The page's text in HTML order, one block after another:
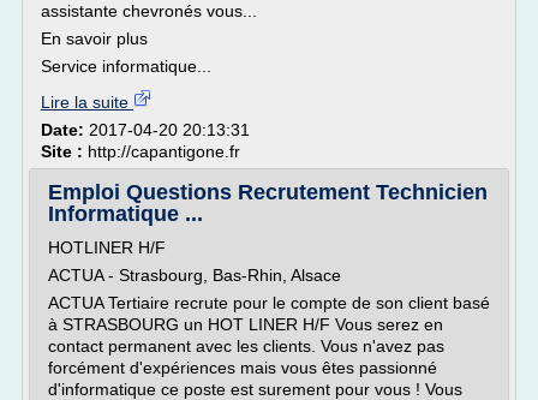
assistante chevronés vous...
En savoir plus
Service informatique...
Lire la suite
Date: 2017-04-20 20:13:31
Site : http://capantigone.fr
Emploi Questions Recrutement Technicien
Informatique ...
HOTLINER H/F
ACTUA - Strasbourg, Bas-Rhin, Alsace
ACTUA Tertiaire recrute pour le compte de son client basé
à STRASBOURG un HOT LINER H/F Vous serez en
contact permanent avec les clients. Vous n'avez pas
forcément d'expériences mais vous êtes passionné
d'informatique ce poste est surement pour vous ! Vous